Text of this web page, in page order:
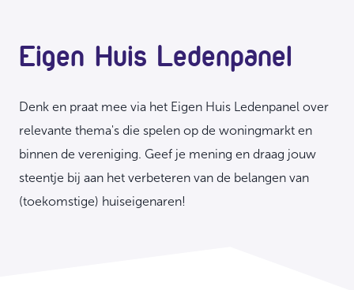
Eigen Huis Ledenpanel
Denk en praat mee via het Eigen Huis Ledenpanel over
relevante thema's die spelen op de woningmarkt en
binnen de vereniging. Geef je mening en draag jouw
steentje bij aan het verbeteren van de belangen van
(toekomstige) huiseigenaren!